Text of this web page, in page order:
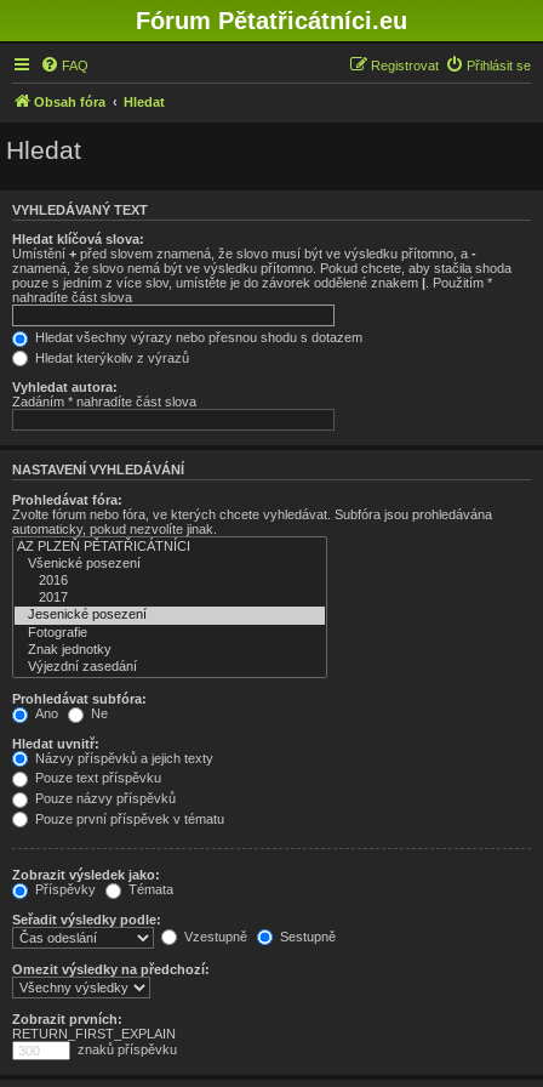
Fórum Pětatřicátníci.eu
FAQ Přihlásit se
Registrovat
Obsah fóra Hledat
Hledat
VYHLEDÁVANÝ TEXT
Hledat klíčová slova:
Umístění + před slovem znamená, že slovo musí být ve výsledku přítomno, a -
znamená, že slovo nemá být ve výsledku přítomno. Pokud chcete, aby stačila shoda
pouze s jedním z více slov, umístěte je do závorek oddělené znakem | . Použitím *
nahradíte část slova
Hledat všechny výrazy nebo přesnou shodu s dotazem
Hledat kterýkoliv z výrazů
Vyhledat autora:
Zadáním * nahradíte část slova
NASTAVENÍ VYHLEDÁVÁNÍ
Prohledávat fóra:
Zvolte fórum nebo fóra, ve kterých chcete vyhledávat. Subfóra jsou prohledávána
automaticky, pokud nezvolíte jinak.
Prohledávat subfóra:
Ano
Ne
Hledat uvnitř:
Názvy příspěvků a jejich texty
Pouze text příspěvku
Pouze názvy příspěvků
Pouze první příspěvek v tématu
Zobrazit výsledek jako:
Příspěvky
Témata
Seřadit výsledky podle:
Vzestupně
Sestupně
Omezit výsledky na předchozí:
Zobrazit prvních:
RETURN_FIRST_EXPLAIN
znaků příspěvku